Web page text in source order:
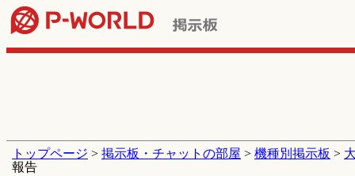
トップページ > 掲示板・チャットの部屋 > 機種別掲示板 >
報告